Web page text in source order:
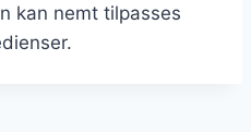
kan nemt tilpasses